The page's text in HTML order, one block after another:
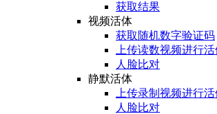
获取结果
视频活体
获取随机数字验证码
上传读数视频进行
人脸比对
静默活体
上传录制视频进行
人脸比对